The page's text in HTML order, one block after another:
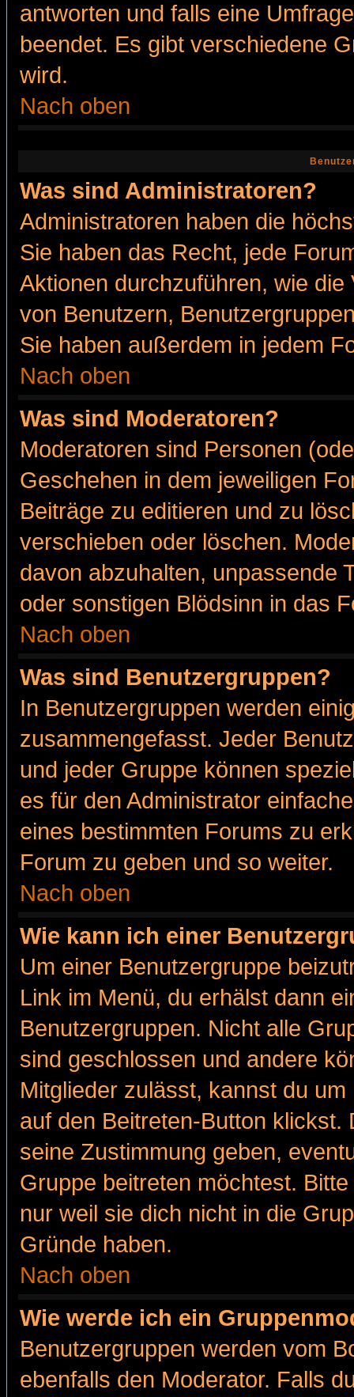
antworten und falls eine
beendet. Es gibt verschiedene
wird.
Nach oben
Was sind Administratoren?
Administratoren haben die
Sie haben das Recht, jede
Aktionen durchzuführen, wie
von Benutzern,
Sie haben außerdem in jedem
Nach oben
Was sind Moderatoren?
Moderatoren sind Personen
Geschehen in dem jeweiligen
Beiträge zu editieren und zu
verschieben oder löschen.
davon abzuhalten, unpassende
oder sonstigen Blödsinn in das
Nach oben
Was sind Benutzergruppen?
In Benutzergruppen werden
zusammengefasst. Jeder
und jeder Gruppe können
es für den Administrator
eines bestimmten Forums zu
Forum zu geben und so weiter.
Nach oben
Wie kann ich einer
Um einer Benutzergruppe
Link im Menü, du erhälst dann
Benutzergruppen. Nicht alle
sind geschlossen und andere
Mitglieder zulässt, kannst du
auf den Beitreten-Button
seine Zustimmung geben,
Gruppe beitreten möchtest.
nur weil sie dich nicht in die
Gründe haben.
Nach oben
Wie werde ich ein
Benutzergruppen werden vom
ebenfalls den Moderator. Falls